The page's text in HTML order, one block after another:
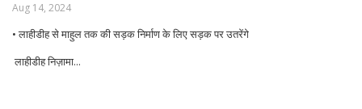
Aug 14, 2024
• लाहीडीह से माहुल तक की सड़क निर्माण के लिए सड़क पर उतरेंगे
लाहीडीह निज़ामा...